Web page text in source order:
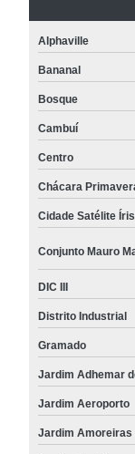
Alphaville
Bananal
Bosque
Cambuí
Centro
Chácara
Cidade Satélite Íris
Conjunto Mauro
DIC III
Distrito Industrial
Gramado
Jardim Adhemar
Jardim Aeroporto
Jardim Amoreiras